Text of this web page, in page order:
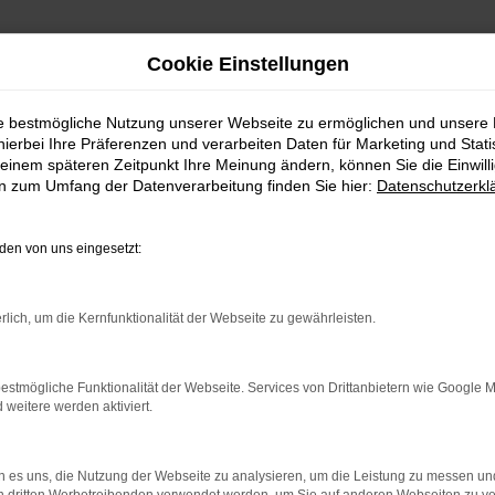
kaufen mit
– direkt zu
dieser Gelegenheit kannst du dich gleich bei
passende Fahrzeug für dich finden. Wenn du aus
nach Garching ein. Das liegt bei München und
Problem! Wir bieten dir einen Lieferservice
brauchst du deine eigenen vier Wände nicht zu
lassen sich digital scannen und darstellen,
Außenaufnahmen erhältst. Dass wir dir all
Cookie Einstellungen
bestmögliche Nutzung unserer Webseite zu ermöglichen und unsere
Ihre Präferenzen und verarbeiten Daten für Marketing und
späteren Zeitpunkt Ihre Meinung ändern, können Sie die
zum Umfang der Datenverarbeitung finden Sie hier:
von uns eingesetzt:
um die Kernfunktionalität der Webseite zu gewährleisten.
Funktionalität der Webseite. Services von Drittanbietern wie Google
weitere werden aktiviert.
es uns, die Nutzung der Webseite zu analysieren, um die Leistung zu messen